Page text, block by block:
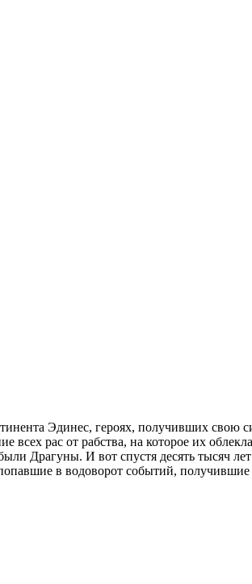
Эдинес, героях, получивших свою
рас от рабства, на которое их
Драгуны. И вот спустя десять тысяч
в водоворот событий,